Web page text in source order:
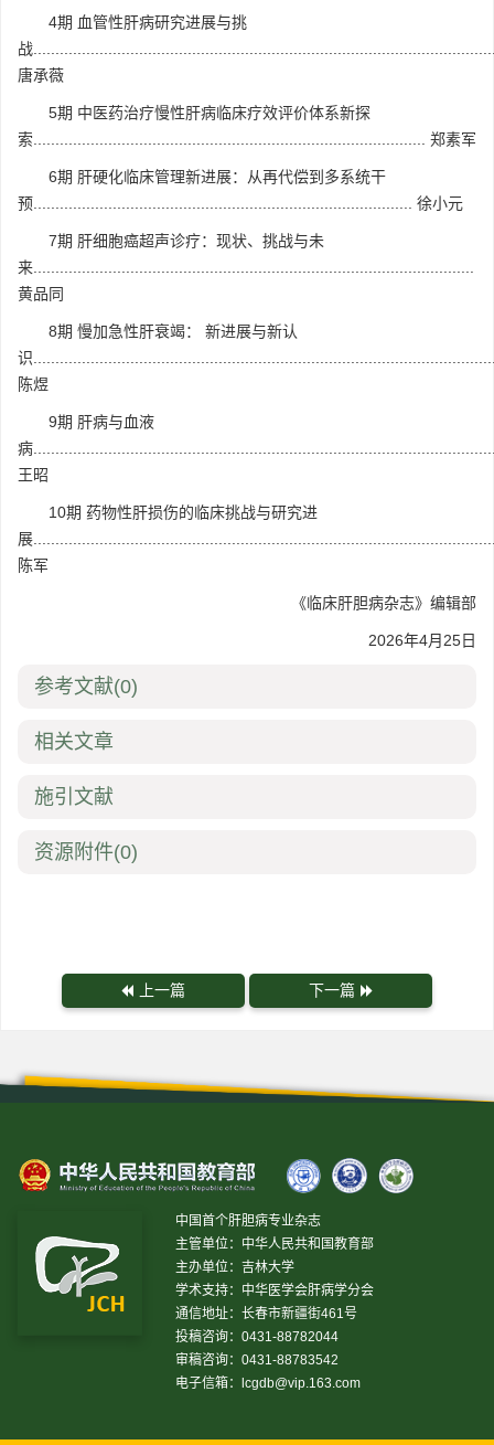
4期 血管性肝病研究进展与挑
战
唐承薇
5期 中医药治疗慢性肝病临床疗效评价体系新探
索......................................................................................... 郑素军
6期 肝硬化临床管理新进展：从再代偿到多系统干
预...................................................................................... 徐小元
7期 肝细胞癌超声诊疗：现状、挑战与未
来....................................................................................................
黄品同
8期 慢加急性肝衰竭： 新进展与新认
识
陈煜
9期 肝病与血液
病
王昭
10期 药物性肝损伤的临床挑战与研究进
展
陈军
《临床肝胆病杂志》编辑部
2026年4月25日
参考文献(0)
相关文章
施引文献
资源附件(0)
上一篇 下一篇
中国首个肝胆病专业杂志
主管单位：中华人民共和国教育部
主办单位：吉林大学
学术支持：中华医学会肝病学分会
通信地址：长春市新疆街461号
投稿咨询：0431-88782044
审稿咨询：0431-88783542
电子信箱：
lcgdb@vip.163.com